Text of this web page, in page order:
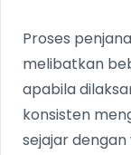
Proses
melibatkan
apabila
konsisten
sejajar